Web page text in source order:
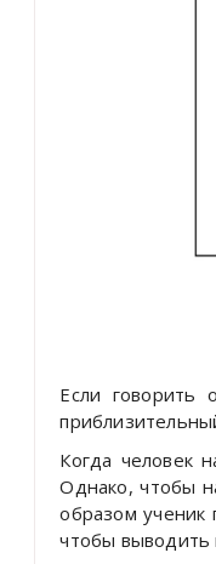
Если говорить
Когда человек
Однако, чтобы
образом ученик
чтобы выводить